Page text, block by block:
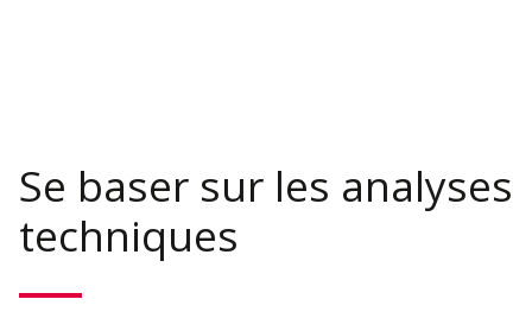
Se baser sur les analyses
techniques